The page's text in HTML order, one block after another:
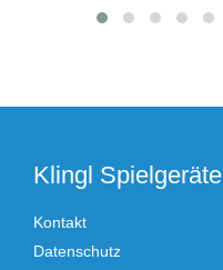
Klingl Spielgeräte
Kontakt
Datenschutz